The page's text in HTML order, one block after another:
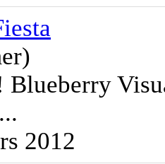
Blueberry
2012